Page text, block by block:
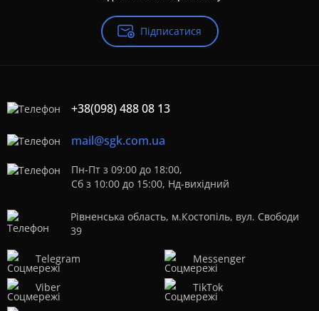
Підписатися
+38(098) 488 08 13
mail@sgk.com.ua
Пн-Пт з 09:00 до 18:00,
Сб з 10:00 до 15:00, Нд-вихідний
Рівненська область, м.Костопіль, вул. Свободи
39
Telegram
Viber
Messenger
TikTok